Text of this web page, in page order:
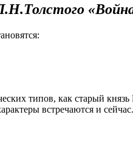
типов, как старый
встречаются и